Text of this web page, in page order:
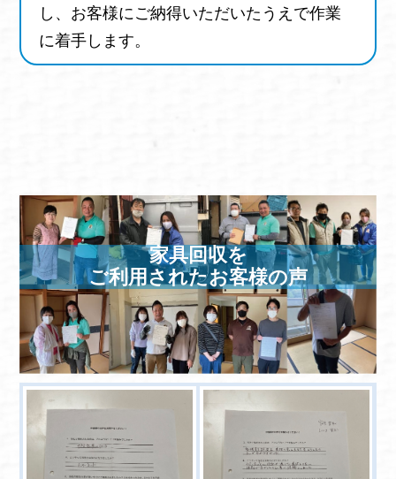
ロデオボーイ 体重計
工場作業所・作業場・事務所・オフィス・
し、お客様にご納得いただいたうえで作業
に着手します。
家具回収を
ご利用されたお客様の声